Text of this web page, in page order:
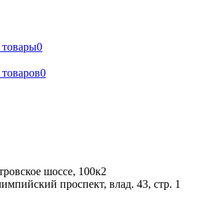
0
0
шоссе, 100к2
проспект, влад. 43, стр. 1